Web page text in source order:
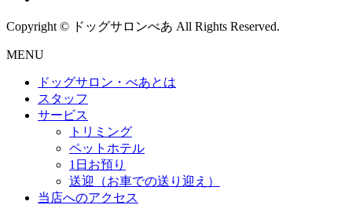
Copyright © ドッグサロンべあ All Rights Reserved.
MENU
ドッグサロン・べあとは
スタッフ
サービス
トリミング
ペットホテル
1日お預り
送迎（お車での送り迎え）
当店へのアクセス